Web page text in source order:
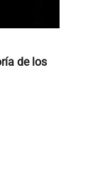
de los